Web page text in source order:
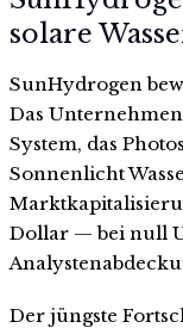
solare
SunHydrogen
Das
System, das
Sonnenlicht
Dollar — bei null
Der jüngste